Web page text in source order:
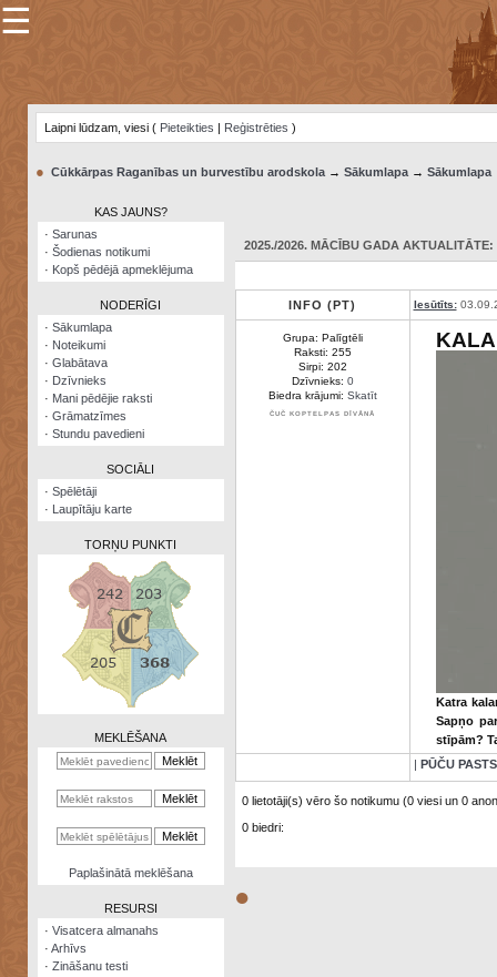
×
Šodienas
notikumi
Visatcera
almanahs
Arhīvs
Zināšanu
kalkulators
Nomētātās
☰
Laipni lūdzam, viesi ( Pieteikties | Reģistrēties )
● Cūkkārpas Raganības un burvestību arodskola→ Sākumlapa→ Sākumlapa
KAS JAUNS?
· Sarunas
· Šodienas notikumi
· Kopš pēdējā apmeklējuma
NODERĪGI
· Sākumlapa
· Noteikumi
· Glabātava
· Dzīvnieks
· Mani pēdējie raksti
· Grāmatzīmes
· Stundu pavedieni
SOCIĀLI
· Spēlētāji
· Laupītāju karte
TORŅU PUNKTI
MEKLĒŠANA
Paplašinātā meklēšana
RESURSI
· Visatcera almanahs
· Arhīvs
· Zināšanu testi
2025./2026. MĀCĪBU GADA AKTUALITĀTE:
INFO (PT) Iesūtīts:
Grupa: Palīgtēli
Raksti: 255
Sirpi: 202
Dzīvnieks: 0
Biedra krājumi: Skatīt
ČUČ KOPTELPAS DĪVĀNĀ
Katra
Sapņo
stīpām?
| PŪČU PASTS
0 lietotāji(s) vēro šo notikumu (0 viesi un 0
0 biedri:
●